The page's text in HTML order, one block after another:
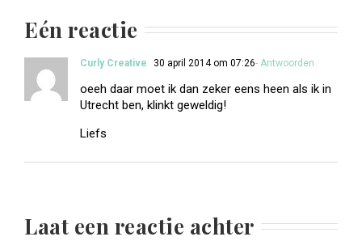
Eén reactie
Curly Creative 30 april 2014 om 07:26- Antwoorden
oeeh daar moet ik dan zeker eens heen als ik in
Utrecht ben, klinkt geweldig!
Liefs
Laat een reactie achter